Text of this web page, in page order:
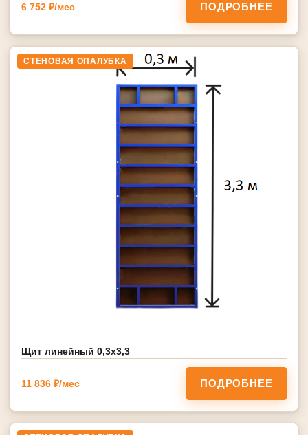
6 752 ₽/мес ПОДРОБНЕЕ
СТЕНОВАЯ ОПАЛУБКА
Щит линейный 0,3х3,3
11 836 ₽/мес ПОДРОБНЕЕ